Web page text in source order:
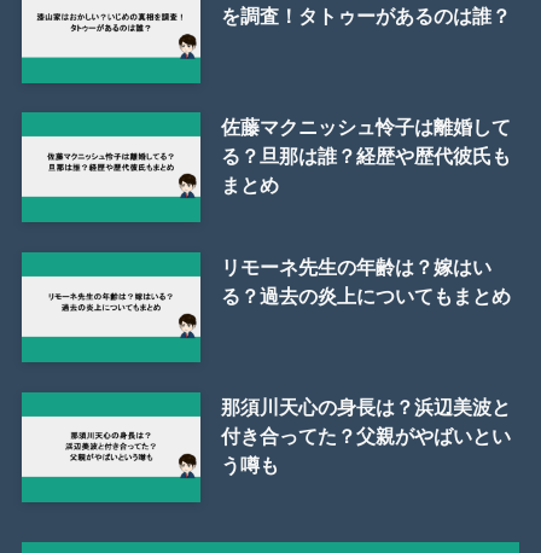
を調査！タトゥーがあるのは誰？
佐藤マクニッシュ怜子は離婚して
る？旦那は誰？経歴や歴代彼氏も
まとめ
リモーネ先生の年齢は？嫁はい
る？過去の炎上についてもまとめ
那須川天心の身長は？浜辺美波と
付き合ってた？父親がやばいとい
う噂も